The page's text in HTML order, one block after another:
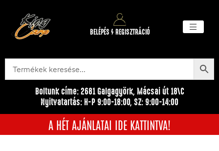
BELÉPÉS / REGISZTRÁCIÓ
Boltunk címe: 2681 Galgagyörk, Mácsai út 18\C
Nyitvatartás: H-P 9:00-18:00, SZ: 9:00-14:00
A HÉT AJÁNLATAI IDE KATTINTVA!